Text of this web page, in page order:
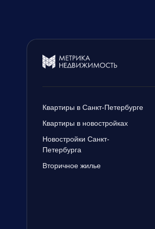
Квартиры в Санкт-Петербурге
Квартиры в новостройках
Новостройки Санкт-
Петербурга
Вторичное жилье